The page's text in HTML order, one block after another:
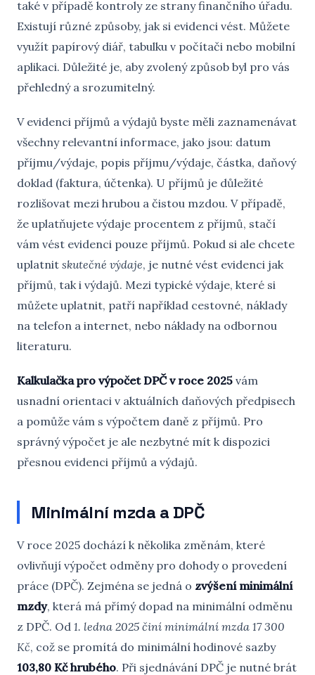
také v případě kontroly ze strany finančního úřadu.
Existují různé způsoby, jak si evidenci vést. Můžete
využít papírový diář, tabulku v počítači nebo mobilní
aplikaci. Důležité je, aby zvolený způsob byl pro vás
přehledný a srozumitelný.
V evidenci příjmů a výdajů byste měli zaznamenávat
všechny relevantní informace, jako jsou: datum
příjmu/výdaje, popis příjmu/výdaje, částka, daňový
doklad (faktura, účtenka). U příjmů je důležité
rozlišovat mezi hrubou a čistou mzdou. V případě,
že uplatňujete výdaje procentem z příjmů, stačí
vám vést evidenci pouze příjmů. Pokud si ale chcete
uplatnit skutečné výdaje, je nutné vést evidenci jak
příjmů, tak i výdajů. Mezi typické výdaje, které si
můžete uplatnit, patří například cestovné, náklady
na telefon a internet, nebo náklady na odbornou
literaturu.
Kalkulačka pro výpočet DPČ v roce 2025 vám
usnadní orientaci v aktuálních daňových předpisech
a pomůže vám s výpočtem daně z příjmů. Pro
správný výpočet je ale nezbytné mít k dispozici
přesnou evidenci příjmů a výdajů.
Minimální mzda a DPČ
V roce 2025 dochází k několika změnám, které
ovlivňují výpočet odměny pro dohody o provedení
práce (DPČ). Zejména se jedná o zvýšení minimální
mzdy, která má přímý dopad na minimální odměnu
z DPČ. Od 1. ledna 2025 činí minimální mzda 17 300
Kč, což se promítá do minimální hodinové sazby
103,80 Kč hrubého. Při sjednávání DPČ je nutné brát